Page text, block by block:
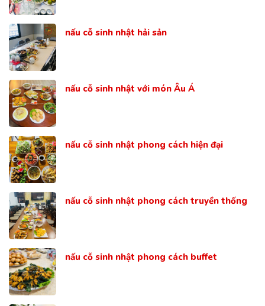
nấu cỗ sinh nhật hải sản
nấu cỗ sinh nhật với món Âu Á
nấu cỗ sinh nhật phong cách hiện đại
nấu cỗ sinh nhật phong cách truyền thống
nấu cỗ sinh nhật phong cách buffet